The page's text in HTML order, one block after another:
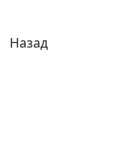
Назад